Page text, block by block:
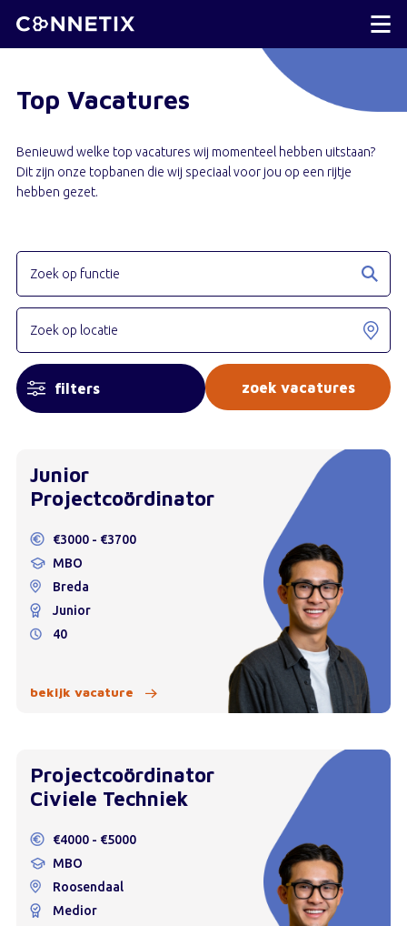
Top Vacatures
Benieuwd welke top vacatures wij momenteel hebben uitstaan?
Dit zijn onze topbanen die wij speciaal voor jou op een rijtje
hebben gezet.
filters
Junior
Projectcoördinator
€3000 - €3700
MBO
Breda
Junior
40
bekijk vacature
Projectcoördinator
Civiele Techniek
€4000 - €5000
MBO
Roosendaal
Medior